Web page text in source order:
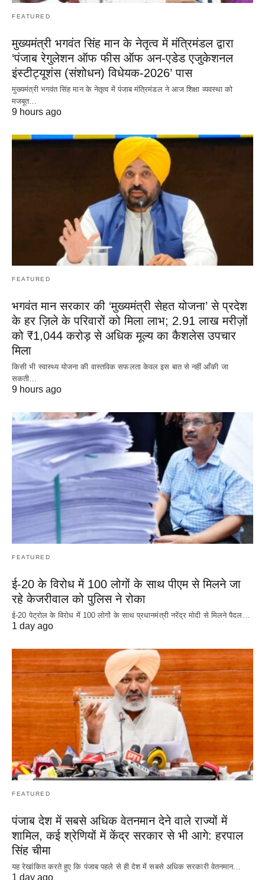
FEATURED
मुख्यमंत्री भगवंत सिंह मान के नेतृत्व में मंत्रिमंडल द्वारा
‘पंजाब रेगुलेशन ऑफ फीस ऑफ अन-एडेड एजुकेशनल
इंस्टीट्यूशंस (संशोधन) विधेयक-2026’ पास
मुख्यमंत्री भगवंत सिंह मान के नेतृत्व में पंजाब मंत्रिमंडल ने आज शिक्षा व्यवस्था को
मजबूत…
9 hours ago
FEATURED
भगवंत मान सरकार की ‘मुख्यमंत्री सेहत योजना’ से प्रदेश
के हर ज़िले के परिवारों को मिला लाभ; 2.91 लाख मरीज़ों
को ₹1,044 करोड़ से अधिक मूल्य का कैशलेस उपचार
मिला
किसी भी स्वास्थ्य योजना की वास्तविक सफलता केवल इस बात से नहीं आँकी जा
सकती…
9 hours ago
FEATURED
ई-20 के विरोध में 100 लोगों के साथ पीएम से मिलने जा
रहे केजरीवाल को पुलिस ने रोका
ई-20 पेट्रोल के विरोध में 100 लोगों के साथ प्रधानमंत्री नरेंद्र मोदी से मिलने पैदल…
1 day ago
FEATURED
पंजाब देश में सबसे अधिक वेतनमान देने वाले राज्यों में
शामिल, कई श्रेणियों में केंद्र सरकार से भी आगे: हरपाल
सिंह चीमा
यह रेखांकित करते हुए कि पंजाब पहले से ही देश में सबसे अधिक सरकारी वेतनमान…
1 day ago